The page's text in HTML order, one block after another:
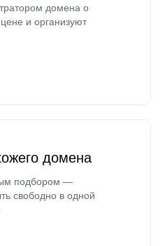
домена о
и организуют
домена
подбором —
свободно в одной